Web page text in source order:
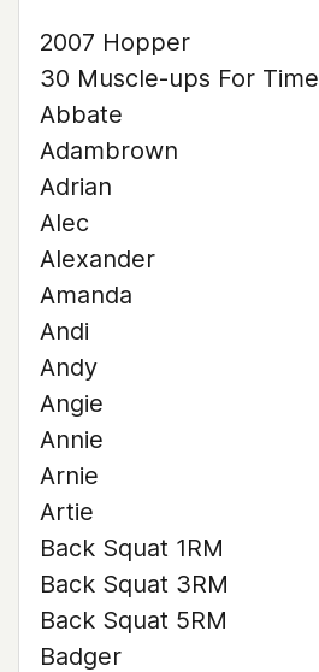
2007 Hopper
30 Muscle-ups For Time
Abbate
Adambrown
Adrian
Alec
Alexander
Amanda
Andi
Andy
Angie
Annie
Arnie
Artie
Back Squat 1RM
Back Squat 3RM
Back Squat 5RM
Badger